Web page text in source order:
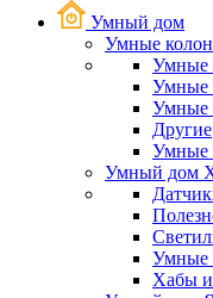
Умный дом
Умные
Умные
Умные
Умные
Другие
Умные
Умный дом
Умные
Хабы и